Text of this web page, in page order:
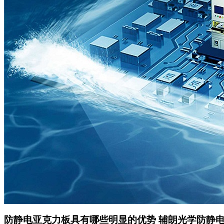
防静电亚克力板具有哪些明显的优势 辅朗光学防静